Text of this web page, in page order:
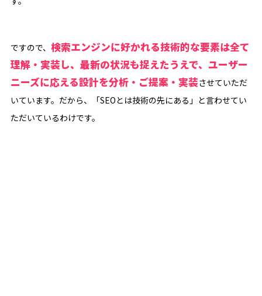
ですので、 検索エンジンに好かれる技術的な要素は全て
理解・実装し、最新の状況も捉えたうえで、ユーザー
ニーズに応える設計を分析・ご提案・実装させていただ
いています。だから、「SEOとは技術の先にある」と言わせてい
ただいているわけです。